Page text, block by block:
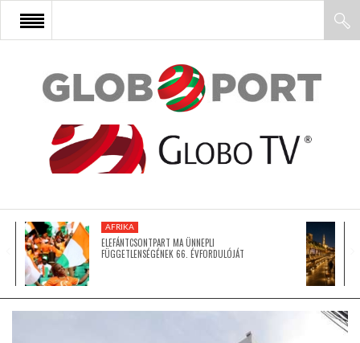
FŐOLDAL
AFRIKA
ÁZSIA
AFRIKA
ELEFÁNTCSONTPART MA ÜNNEPLI
FÜGGETLENSÉGÉNEK 66. ÉVFORDULÓJÁT